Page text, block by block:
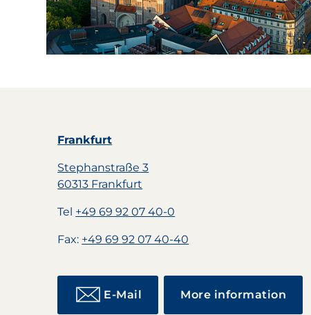
Frankfurt
Stephanstraße 3
60313 Frankfurt
Tel +49 69 92 07 40-0
Fax: +49 69 92 07 40-40
E-Mail More information